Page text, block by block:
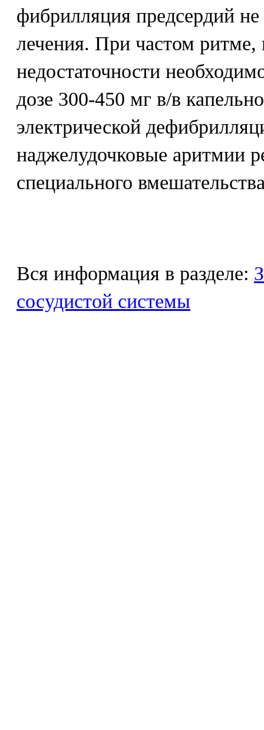
фибрилляция предсердий не
лечения. При частом ритме,
недостаточности
дозе 300-450 мг в/в
электрической
наджелудочковые аритмии
специального
Вся информация в разделе:
сосудистой системы